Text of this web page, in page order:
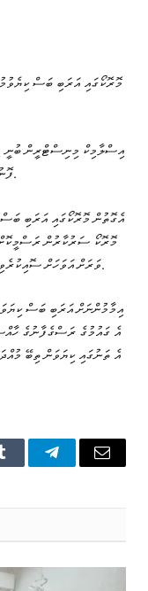
މޮރޮކޯގައި އަރަބި ބަސް
އިސްލާމިކް މިނިސްޓްރީން ބުނީ
ފޮނުއްވި ސިޓީފުޅަކާ ގުޅިގެން ހަމަޖެހުނު ފުރުސަތެއް ކަމަށެެވެ.
އެގޮތުން މޮރޮކޯގައި އަރަބި
މޮރޮކޯ ސަރުކާރުން ރަސްމީކޮށް
ވަރަށް އަވަހަށް ސޮއިކުރެވިގެންދާނެ ކަމަށް ވެސް އިސްލާމިކް މިނިސްޓްރީން ބުންޏެވެ.
އިމާމުންނަށް އަރަބި ބަސް
އެ ގައުމުގެ ރަސްގެފާނުގެ
އެ ތަނުގައި ކިޔަވަން ތިބޭ
Tumblr TelegramEmail